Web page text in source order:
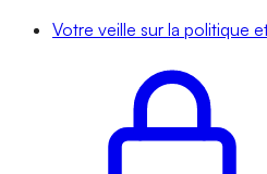
Votre veille sur la politique